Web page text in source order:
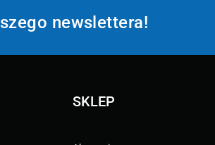
newslettera!
SKLEP